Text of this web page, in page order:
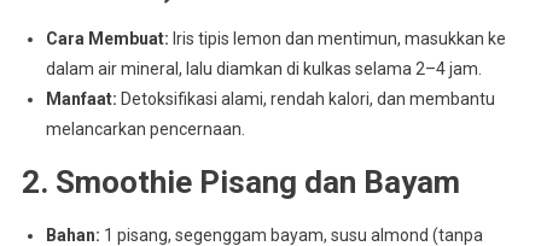
Cara Membuat: Iris tipis lemon dan mentimun, masukkan ke
dalam air mineral, lalu diamkan di kulkas selama 2–4 jam.
Manfaat: Detoksifikasi alami, rendah kalori, dan membantu
melancarkan pencernaan.
2. Smoothie Pisang dan Bayam
Bahan: 1 pisang, segenggam bayam, susu almond (tanpa